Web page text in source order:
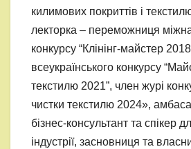
килимових покриттів і
лекторка – переможниця
конкурсу “Клінінг-майстер
всеукраїнського конкурсу
текстилю 2021”, член журі
чистки текстилю 2024»,
бізнес-консультант та спікер
індустрії, засновниця та